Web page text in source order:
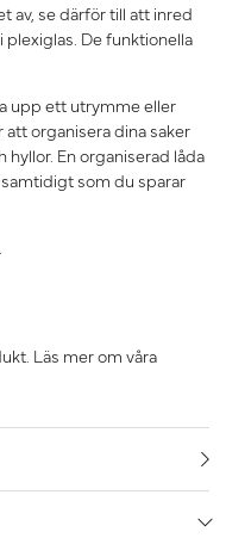
av, se därför till att inred
De funktionella
upp ett utrymme eller
organisera dina saker
En organiserad låda
som du sparar
Läs mer om våra